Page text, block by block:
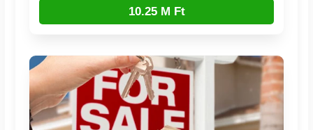
10.25 M Ft